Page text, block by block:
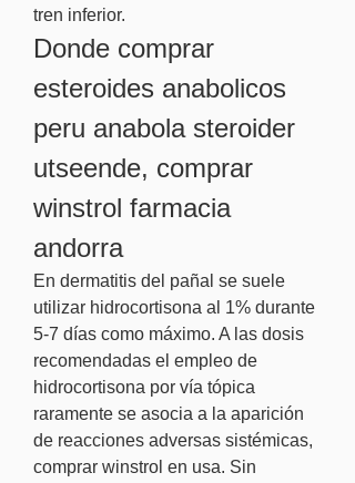
tren inferior.
Donde comprar
esteroides anabolicos
peru anabola steroider
utseende, comprar
winstrol farmacia
andorra
En dermatitis del pañal se suele
utilizar hidrocortisona al 1% durante
5-7 días como máximo. A las dosis
recomendadas el empleo de
hidrocortisona por vía tópica
raramente se asocia a la aparición
de reacciones adversas sistémicas,
comprar winstrol en usa. Sin